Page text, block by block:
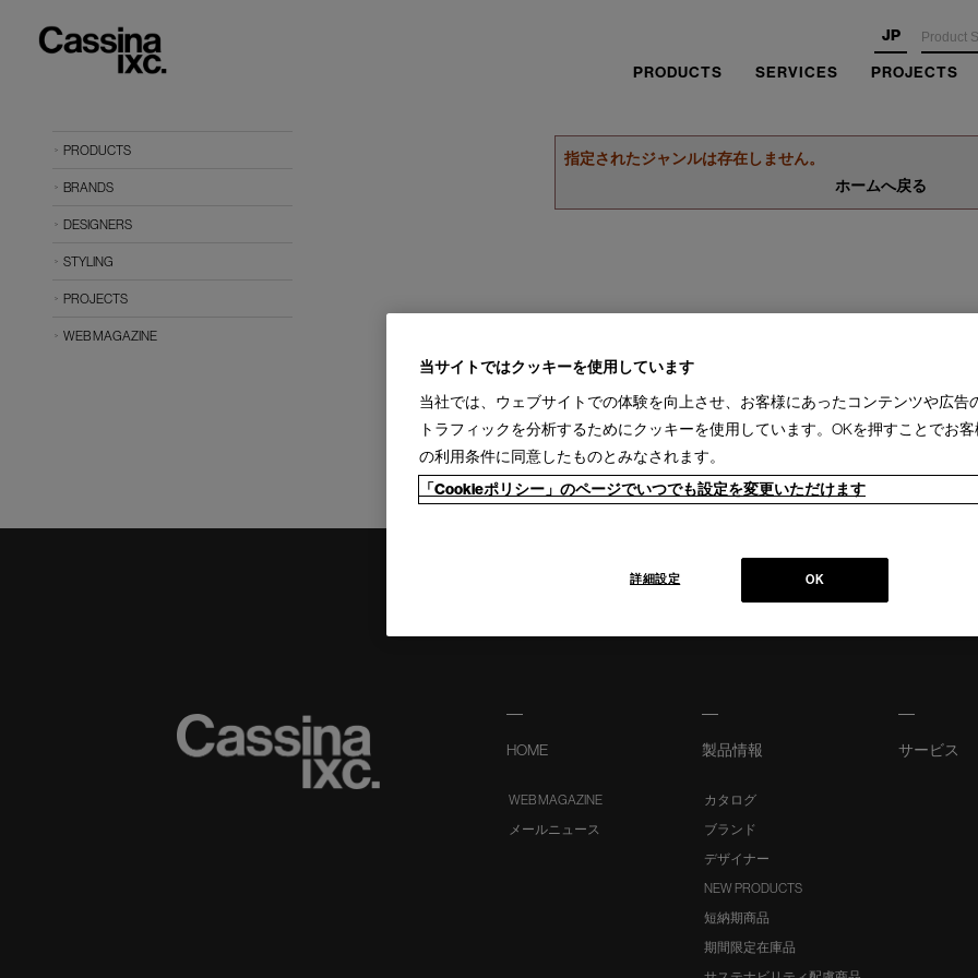
JP
PRODUCTS SERVICES PROJECTS
指定されたジャンルは存在しません。
ホームへ戻る
PRODUCTS
BRANDS
DESIGNERS
STYLING
PROJECTS
WEB MAGAZINE
HOME
WEB MAGAZINE
メールニュース
製品情報
カタログ
ブランド
デザイナー
NEW PRODUCTS
短納期商品
期間限定在庫品
サービス
当サイトではクッキーを使用しています
当社では、ウェブサイトでの体験を向上させ、お客様にあったコンテンツや広告
トラフィックを分析するためにクッキーを使用しています。OKを押すことでお
の利用条件に同意したものとみなされます。
「Cookieポリシー」のページでいつでも設定を変更いただけます
OK
詳細設定